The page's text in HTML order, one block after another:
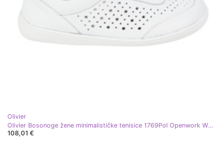
Olivier
Olivier Bosonoge žene minimalističke tenisice 1769Pol Openwork White bijela
108,01 €